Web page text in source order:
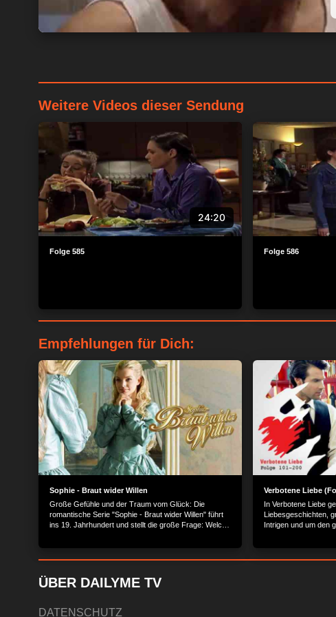
Weitere Videos dieser Sendung
24:20
Folge 585 Folge 586
Empfehlungen für Dich:
Sophie - Braut wider Willen
Große Gefühle und der Traum vom Glück: Die
romantische Serie "Sophie - Braut wider Willen" führt
ins 19. Jahrhundert und stellt die große Frage: Welche
Verbotene Liebe
In Verbotene Liebe
Liebesgeschichten,
Intrigen und um den
ÜBER DAILYME TV
DATENSCHUTZ